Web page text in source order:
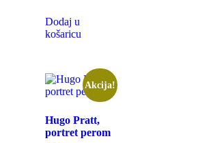
Dodaj u
košaricu
Akcija!
Hugo Pratt,
portret perom